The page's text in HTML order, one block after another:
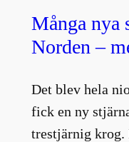
Många nya
Norden –
Det blev hela
fick en ny
trestjärnig